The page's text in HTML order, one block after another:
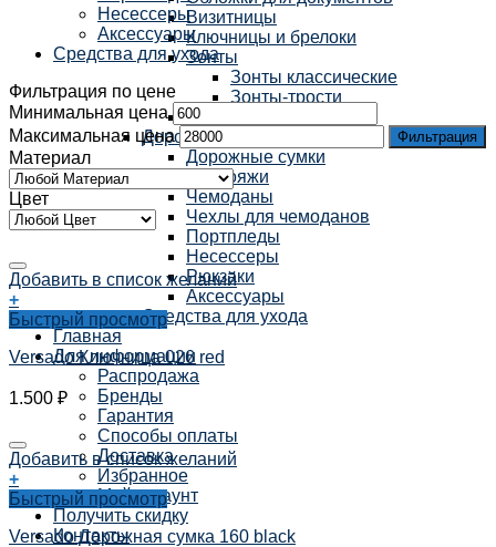
Визитницы
Ключницы и брелоки
Зонты
Зонты классические
Зонты-трости
Аксессуары и чехлы
Дорожная коллекция
Дорожные сумки
Саквояжи
Чемоданы
Чехлы для чемоданов
Портпледы
Несессеры
Рюкзаки
Аксессуары
Средства для ухода
Главная
Для информации
Распродажа
Бренды
Гарантия
Способы оплаты
Доставка
Избранное
Мой аккаунт
Получить скидку
Контакты
Несессеры
Аксессуары
Средства для ухода
Фильтрация по цене
Минимальная цена
Максимальная цена
Фильтрация
Материал
Цвет
Добавить в список желаний
+
Быстрый просмотр
Versado Ключница 026 red
1.500 ₽
Добавить в список желаний
+
Быстрый просмотр
Versado Дорожная сумка 160 black